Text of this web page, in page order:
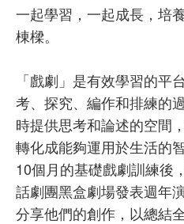
一起學習，一起成長，培
棟樑。
「戲劇」是有效學習的平
考、探究、編作和排練的
時提供思考和論述的空間
轉化成能夠運用於生活的
10個月的基礎戲劇訓練後
話劇團黑盒劇場發表週年
分享他們的創作，以總結